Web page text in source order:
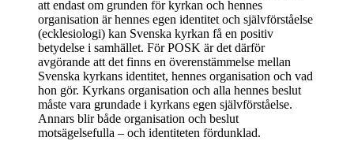
att endast om grunden för kyrkan och hennes
organisation är hennes egen identitet och självförståelse
(ecklesiologi) kan Svenska kyrkan få en positiv
betydelse i samhället. För POSK är det därför
avgörande att det finns en överenstämmelse mellan
Svenska kyrkans identitet, hennes organisation och vad
hon gör. Kyrkans organisation och alla hennes beslut
måste vara grundade i kyrkans egen självförståelse.
Annars blir både organisation och beslut
motsägelsefulla – och identiteten fördunklad.